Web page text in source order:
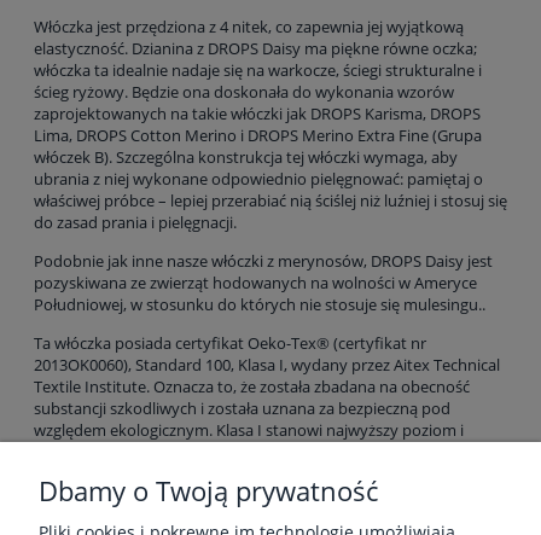
Włóczka jest przędziona z 4 nitek, co zapewnia jej wyjątkową
elastyczność. Dzianina z DROPS Daisy ma piękne równe oczka;
włóczka ta idealnie nadaje się na warkocze, ściegi strukturalne i
ścieg ryżowy. Będzie ona doskonała do wykonania wzorów
zaprojektowanych na takie włóczki jak DROPS Karisma, DROPS
Lima, DROPS Cotton Merino i DROPS Merino Extra Fine (Grupa
włóczek B). Szczególna konstrukcja tej włóczki wymaga, aby
ubrania z niej wykonane odpowiednio pielęgnować: pamiętaj o
właściwej próbce – lepiej przerabiać nią ściślej niż luźniej i stosuj się
do zasad prania i pielęgnacji.
Podobnie jak inne nasze włóczki z merynosów, DROPS Daisy jest
pozyskiwana ze zwierząt hodowanych na wolności w Ameryce
Południowej, w stosunku do których nie stosuje się mulesingu..
Ta włóczka posiada certyfikat Oeko-Tex® (certyfikat nr
2013OK0060), Standard 100, Klasa I, wydany przez Aitex Technical
Textile Institute. Oznacza to, że została zbadana na obecność
substancji szkodliwych i została uznana za bezpieczną pod
względem ekologicznym. Klasa I stanowi najwyższy poziom i
Dbamy o Twoją prywatność